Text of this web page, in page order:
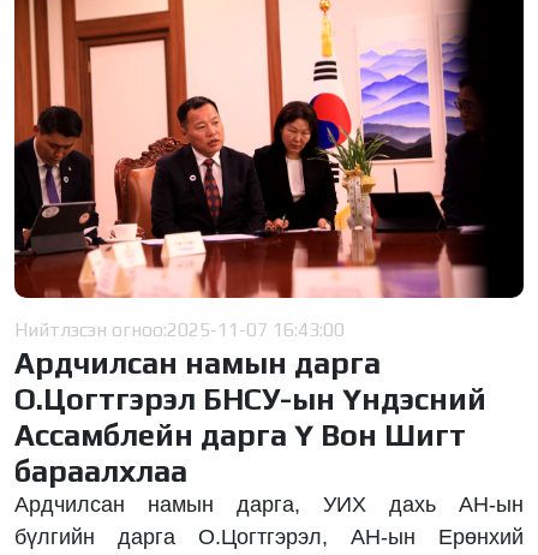
Нийтлэсэн огноо:2025-11-07 16:43:00
Ардчилсан намын дарга
О.Цогтгэрэл БНСУ-ын Үндэсний
Ассамблейн дарга Ү Вон Шигт
бараалхлаа
Ардчилсан намын дарга, УИХ дахь АН-ын
бүлгийн дарга О.Цогтгэрэл, АН-ын Ерөнхий